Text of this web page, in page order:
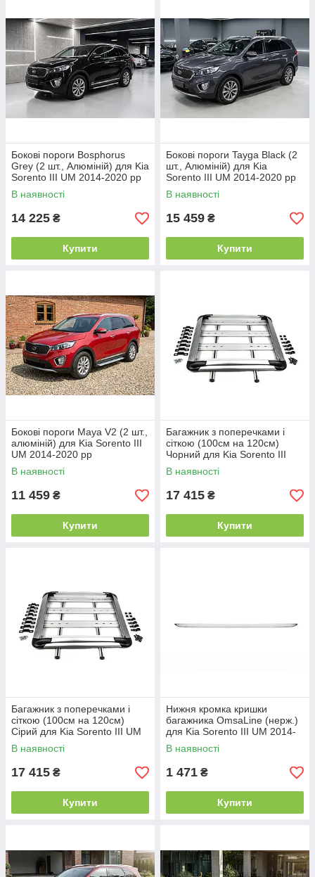
Бокові пороги Bosphorus
Grey (2 шт., Алюміній) для Kia
Sorento III UM 2014-2020 рр
В наявності
14 225 ₴
Купити
Бокові пороги Tayga Black (2
шт., Алюміній) для Kia
Sorento III UM 2014-2020 рр
В наявності
15 459 ₴
Купити
Бокові пороги Maya V2 (2 шт.,
алюміній) для Kia Sorento III
UM 2014-2020 рр
В наявності
11 459 ₴
Купити
Багажник з поперечками і
сіткою (100см на 120см)
Чорний для Kia Sorento III
UM 2014-2020 рр
В наявності
17 415 ₴
Купити
Багажник з поперечками і
сіткою (100см на 120см)
Сірий для Kia Sorento III UM
2014-2020 рр
В наявності
17 415 ₴
Купити
Нижня кромка кришки
багажника OmsaLine (нерж.)
для Kia Sorento III UM 2014-
2020 рр
В наявності
1 471 ₴
Купити